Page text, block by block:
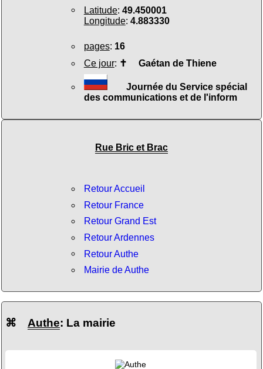
Latitude: 49.450001
Longitude: 4.883330
pages: 16
Ce jour: ✝ Gaétan de Thiene
Journée du Service spécial
des communications et de l'inform
Rue Bric et Brac
Retour Accueil
Retour France
Retour Grand Est
Retour Ardennes
Retour Authe
Mairie de Authe
⌘ Authe: La mairie